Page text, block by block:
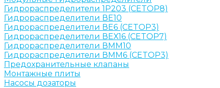
Гидрораспределители 1Р203 (CETOP8)
Гидрораспределители ВЕ10
Гидрораспределители ВЕ6 (CETOP3)
Гидрораспределители ВЕХ16 (CETOP7)
Гидрораспределители ВММ10
Гидрораспределители ВММ6 (CETOP3)
Предохранительные клапаны
Монтажные плиты
Насосы дозаторы